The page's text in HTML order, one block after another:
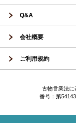
Q&A
会社概要
ご利用規約
古物営業法
番号：第